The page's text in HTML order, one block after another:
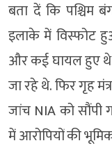
बता दें कि पश्चिम
इलाके में विस्फोट
और कई घायल हुए
जा रहे थे. फिर गृह
जांच NIA को सौंपी
में आरोपियों की